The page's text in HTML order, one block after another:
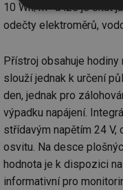
10 Wh/m a lze je čítat
odečty elektroměrů,
Přístroj obsahuje hodiny
slouží jednak k určení
den, jednak pro
výpadku napájení.
střídavým napětím 24
osvitu. Na desce
hodnota je k dispozici
informativní pro
Nezbytně
nutné
soubory
Funkční